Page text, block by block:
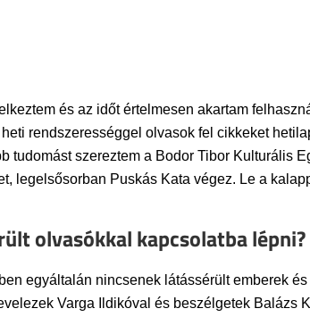
és az időt értelmesen akartam
rendszerességgel olvasok fel cikkeket
tudomást szereztem a Bodor Tibor Kulturális
legelsősorban Puskás Kata végez. Le a
olvasókkal kapcsolatba lépni?
egyáltalán nincsenek látássérült emberek
Varga Ildikóval és beszélgetek Balázs